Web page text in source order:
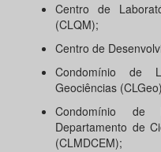
Centro de
(CLQM);
Centro de
Condomínio de
Geociências
Condomínio de
Departamento de
(CLMDCEM);